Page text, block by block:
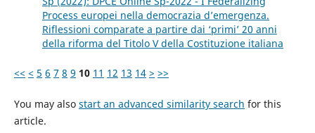
Process europei nella democrazia d’emergenza.
Riflessioni comparate a partire dai ‘primi’ 20 anni
della riforma del Titolo V della Costituzione italiana
<< < 5 6 7 8 9 10 11 12 13 14 > >>
You may also start an advanced similarity search for this
article.